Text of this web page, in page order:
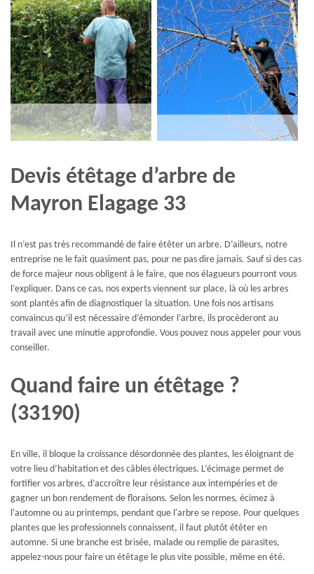
Devis étêtage d’arbre de
Mayron Elagage 33
Il n’est pas très recommandé de faire étêter un arbre. D’ailleurs, notre
entreprise ne le fait quasiment pas, pour ne pas dire jamais. Sauf si des cas
de force majeur nous obligent à le faire, que nos élagueurs pourront vous
l’expliquer. Dans ce cas, nos experts viennent sur place, là où les arbres
sont plantés afin de diagnostiquer la situation. Une fois nos artisans
convaincus qu’il est nécessaire d’émonder l’arbre, ils procèderont au
travail avec une minutie approfondie. Vous pouvez nous appeler pour vous
conseiller.
Quand faire un étêtage ?
(33190)
En ville, il bloque la croissance désordonnée des plantes, les éloignant de
votre lieu d’habitation et des câbles électriques. L’écimage permet de
fortifier vos arbres, d’accroître leur résistance aux intempéries et de
gagner un bon rendement de floraisons. Selon les normes, écimez à
l'automne ou au printemps, pendant que l'arbre se repose. Pour quelques
plantes que les professionnels connaissent, il faut plutôt étêter en
automne. Si une branche est brisée, malade ou remplie de parasites,
appelez-nous pour faire un étêtage le plus vite possible, même en été.